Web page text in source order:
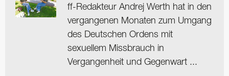
ff-Redakteur Andrej Werth hat in den
vergangenen Monaten zum Umgang
des Deutschen Ordens mit
sexuellem Missbrauch in
Vergangenheit und Gegenwart ...